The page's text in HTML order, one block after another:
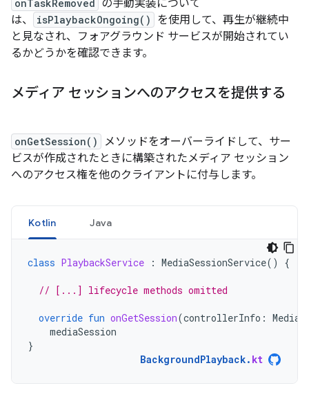
onTaskRemoved
の手動実装について
は、
isPlaybackOngoing()
を使用して、再生が継続中
と見なされ、フォアグラウンド サービスが開始されてい
るかどうかを確認できます。
メディア セッションへのアクセスを提供する
onGetSession()
メソッドをオーバーライドして、サー
ビスが作成されたときに構築されたメディア セッション
へのアクセス権を他のクライアントに付与します。
Kotlin Java
class PlaybackService : MediaSessionService() {
// [...] lifecycle methods omitted
override fun onGetSession(controllerInfo :
mediaSession
}
BackgroundPlayback. kt